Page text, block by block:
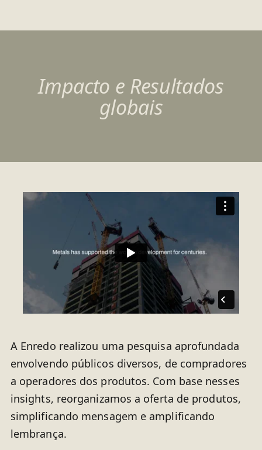
Impacto e Resultados
globais
A Enredo realizou uma pesquisa aprofundada
envolvendo públicos diversos, de compradores
a operadores dos produtos. Com base nesses
insights, reorganizamos a oferta de produtos,
simplificando mensagem e amplificando
lembrança.